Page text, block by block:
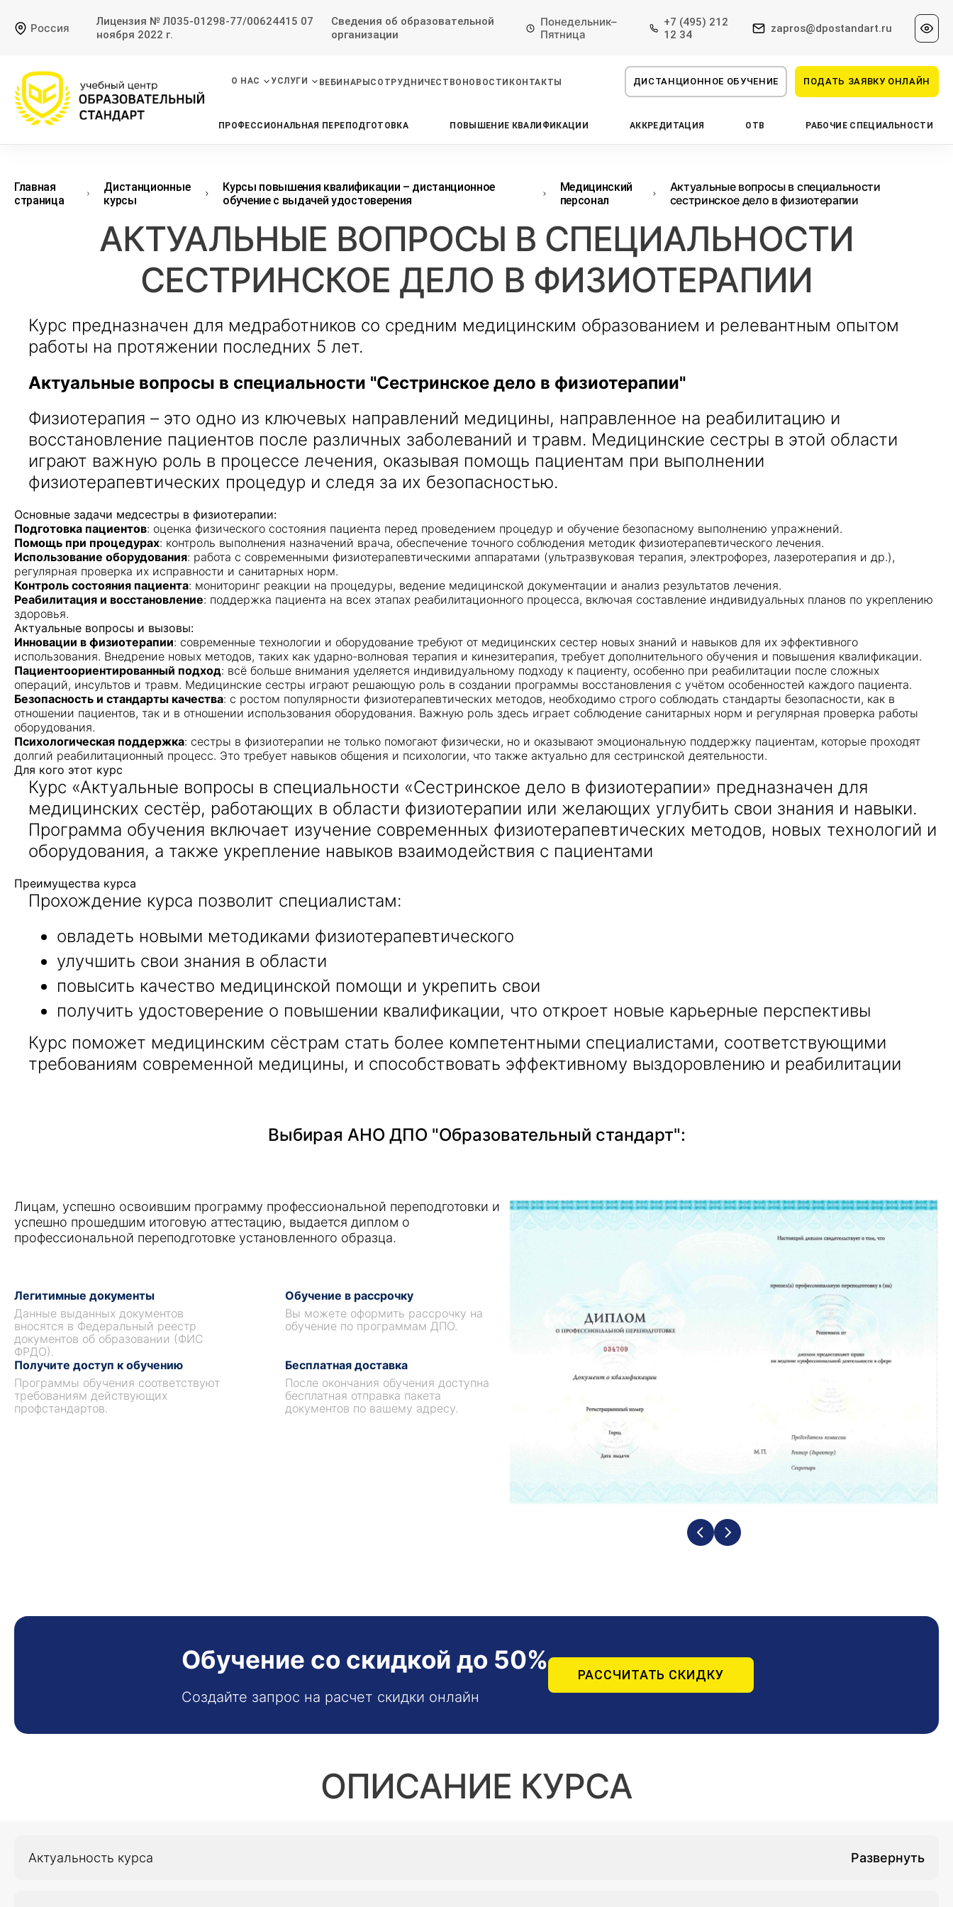
Россия
Лицензия № Л035-01298-77/00624415 07
ноября 2022 г.
Сведения об образовательной
организации
Понедельник–
Пятница
+7 (495) 212
12 34
zapros@dpostandart.ru
О НАС УСЛУГИ ВЕБИНАРЫ СОТРУДНИЧЕСТВО НОВОСТИ КОНТАКТЫ ДИСТАНЦИОННОЕ ОБУЧЕНИЕ ПОДАТЬ ЗАЯВКУ ОНЛАЙН
ПРОФЕССИОНАЛЬНАЯ ПЕРЕПОДГОТОВКА ПОВЫШЕНИЕ КВАЛИФИКАЦИИ АККРЕДИТАЦИЯ ОТВ РАБОЧИЕ СПЕЦИАЛЬНОСТИ
Главная
страница
Дистанционные
курсы
Курсы повышения квалификации – дистанционное
обучение с выдачей удостоверения
Медицинский
персонал
Актуальные вопросы в специальности
сестринское дело в физиотерапии
АКТУАЛЬНЫЕ ВОПРОСЫ В СПЕЦИАЛЬНОСТИ
СЕСТРИНСКОЕ ДЕЛО В ФИЗИОТЕРАПИИ
Курс предназначен для медработников со средним медицинским образованием и релевантным опытом
работы на протяжении последних 5 лет.
Актуальные вопросы в специальности "Сестринское дело в физиотерапии"
Физиотерапия – это одно из ключевых направлений медицины, направленное на реабилитацию и
восстановление пациентов после различных заболеваний и травм. Медицинские сестры в этой области
играют важную роль в процессе лечения, оказывая помощь пациентам при выполнении
физиотерапевтических процедур и следя за их безопасностью.
Основные задачи медсестры в физиотерапии:
Подготовка пациентов: оценка физического состояния пациента перед проведением процедур и обучение безопасному выполнению упражнений.
Помощь при процедурах: контроль выполнения назначений врача, обеспечение точного соблюдения методик физиотерапевтического лечения.
Использование оборудования: работа с современными физиотерапевтическими аппаратами (ультразвуковая терапия, электрофорез, лазеротерапия и др.),
регулярная проверка их исправности и санитарных норм.
Контроль состояния пациента: мониторинг реакции на процедуры, ведение медицинской документации и анализ результатов лечения.
Реабилитация и восстановление: поддержка пациента на всех этапах реабилитационного процесса, включая составление индивидуальных планов по укреплению
здоровья.
Актуальные вопросы и вызовы:
Инновации в физиотерапии: современные технологии и оборудование требуют от медицинских сестер новых знаний и навыков для их эффективного
использования. Внедрение новых методов, таких как ударно-волновая терапия и кинезитерапия, требует дополнительного обучения и повышения квалификации.
Пациентоориентированный подход: всё больше внимания уделяется индивидуальному подходу к пациенту, особенно при реабилитации после сложных
операций, инсультов и травм. Медицинские сестры играют решающую роль в создании программы восстановления с учётом особенностей каждого пациента.
Безопасность и стандарты качества: с ростом популярности физиотерапевтических методов, необходимо строго соблюдать стандарты безопасности, как в
отношении пациентов, так и в отношении использования оборудования. Важную роль здесь играет соблюдение санитарных норм и регулярная проверка работы
оборудования.
Психологическая поддержка: сестры в физиотерапии не только помогают физически, но и оказывают эмоциональную поддержку пациентам, которые проходят
долгий реабилитационный процесс. Это требует навыков общения и психологии, что также актуально для сестринской деятельности.
Для кого этот курс
Курс «Актуальные вопросы в специальности «Сестринское дело в физиотерапии» предназначен для
медицинских сестёр, работающих в области физиотерапии или желающих углубить свои знания и навыки.
Программа обучения включает изучение современных физиотерапевтических методов, новых технологий и
оборудования, а также укрепление навыков взаимодействия с пациентами
Преимущества курса
Прохождение курса позволит специалистам:
овладеть новыми методиками физиотерапевтического
улучшить свои знания в области
повысить качество медицинской помощи и укрепить свои
получить удостоверение о повышении квалификации, что откроет новые карьерные перспективы
Курс поможет медицинским сёстрам стать более компетентными специалистами, соответствующими
требованиям современной медицины, и способствовать эффективному выздоровлению и реабилитации
Выбирая АНО ДПО "Образовательный стандарт":
Лицам, успешно освоившим программу профессиональной переподготовки и
успешно прошедшим итоговую аттестацию, выдается диплом о
профессиональной переподготовке установленного образца.
Легитимные документы
Данные выданных документов
вносятся в Федеральный реестр
документов об образовании (ФИС
ФРДО).
Обучение в рассрочку
Вы можете оформить рассрочку на
обучение по программам ДПО.
Получите доступ к обучению
Программы обучения соответствуют
требованиям действующих
профстандартов.
Бесплатная доставка
После окончания обучения доступна
бесплатная отправка пакета
документов по вашему адресу.
Обучение со скидкой до 50%
Создайте запрос на расчет скидки онлайн
РАССЧИТАТЬ СКИДКУ
ОПИСАНИЕ КУРСА
Актуальность курса
Подать заявку на обучение
Приложите документы
Получить консультацию
Даю согласие наобработку персональных
данныхиe-mail рассылку
Откликнуться на резюме
Приложите документы
Получить консультацию
Даю согласие наобработку персональных
e-mail рассылку
Проконсультируем по НМО с
Оставьте свои данные, наши специалисты
проконсультируют Вас
обработку персональных
данныхиe-mail рассылку